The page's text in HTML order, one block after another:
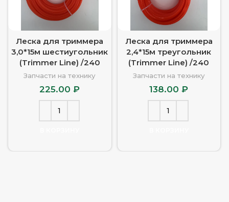
Леска для триммера
3,0*15м шестиугольник
(Trimmer Line) /240
Запчасти на технику
225.00₽
Леска для триммера
2,4*15м треугольник
(Trimmer Line) /240
Запчасти на технику
138.00₽